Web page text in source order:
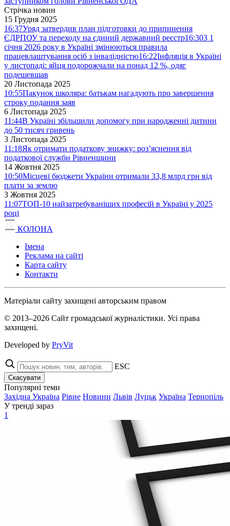
Стрічка новин
15 Грудня 2025
16:37Уряд затвердив план підготовки до припинення
ЄДРПОУ та переходу на єдиний державний реєстр16:30З 1
січня 2026 року в Україні змінюються правила
працевлаштування осіб з інвалідністю16:22Інфляція в Україні
у листопаді: яйця подорожчали на понад 12 %, одяг
подешевшав
20 Листопада 2025
10:55Пакунок школяра: батькам нагадують про завершення
строку подання заяв
6 Листопада 2025
11:44В Україні збільшили допомогу при народженні дитини
до 50 тисяч гривень
3 Листопада 2025
11:18Як отримати податкову знижку: роз’яснення від
податкової служби Рівненщини
14 Жовтня 2025
10:50Місцеві бюджети України отримали 33,8 млрд грн від
плати за землю
3 Жовтня 2025
11:07ТОП-10 найзатребуваніших професій в Україні у 2025
році
КОЛОНА
Імена
Реклама на сайті
Карта сайту
Контакти
Матеріали сайту захищені авторським правом
© 2013–2026 Сайт громадської журналістики. Усі права
захищені.
Developed by PryVit
ESC
Скасувати
Популярні теми
Західна Україна Рівне Новини Львів Луцьк Україна Тернопіль
У тренді зараз
1